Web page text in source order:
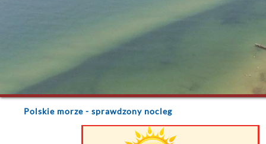
Polskie morze - sprawdzony nocleg